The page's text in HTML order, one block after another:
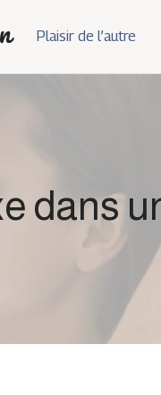
Plaisir de l’autre
dans